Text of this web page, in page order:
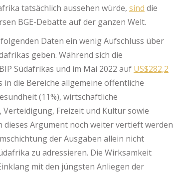
tatsächlich aussehen würde, sind die
BGE-Debatte auf der ganzen Welt.
Daten ein wenig Aufschluss über
geben. Während sich die
Südafrikas und im Mai 2022 auf US$282,2
die Bereiche allgemeine öffentliche
(11%), wirtschaftliche
Freizeit und Kultur sowie
dieses Argument noch weiter vertieft werden
der Ausgaben allein nicht
zu adressieren. Die Wirksamkeit
mit den jüngsten Anliegen der